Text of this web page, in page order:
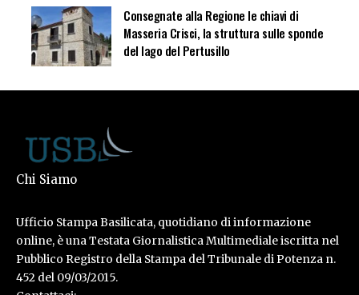
Consegnate alla Regione le chiavi di
Masseria Crisci, la struttura sulle sponde
del lago del Pertusillo
Chi Siamo
Ufficio Stampa Basilicata, quotidiano di informazione
online, è una Testata Giornalistica Multimediale iscritta nel
Pubblico Registro della Stampa del Tribunale di Potenza n.
452 del 09/03/2015.